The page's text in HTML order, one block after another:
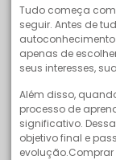
Tudo começa
seguir. Antes de
autoconhecimento
apenas de
seus interesses,
Além disso,
processo de
significativo.
objetivo final e